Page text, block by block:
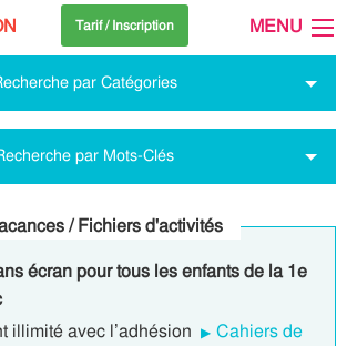
Tarif / Inscription MENU
par Catégories
par Mots-Clés
/ Fichiers d'activités
écran pour tous les enfants de la 1e
illimité avec l’adhésion
Cahiers de